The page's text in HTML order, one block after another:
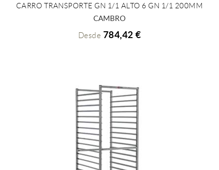
+ INFO
CARRO TRANSPORTE GN 1/1 ALTO 6 GN 1/1 200MM
CAMBRO
Desde 784,42 €